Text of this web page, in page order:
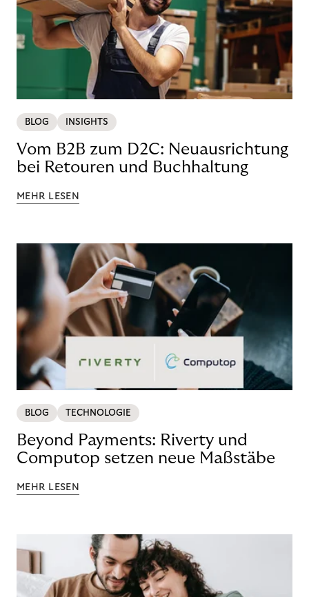
BLOG INSIGHTS
Vom B2B zum D2C: Neuausrichtung
bei Retouren und Buchhaltung
MEHR LESEN
BLOG TECHNOLOGIE
Beyond Payments: Riverty und
Computop setzen neue Maßstäbe
MEHR LESEN